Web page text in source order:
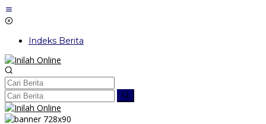
Lewati
ke
Indeks Berita